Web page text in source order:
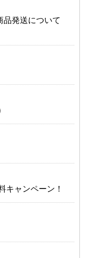
品発送について
キャンペーン！